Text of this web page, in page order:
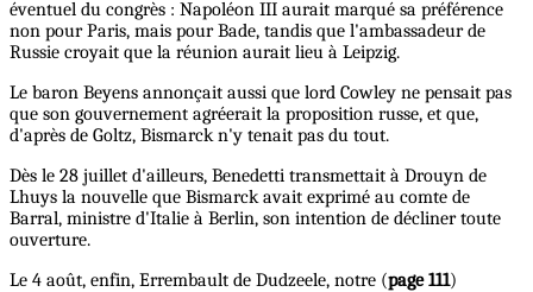
éventuel du congrès : Napoléon III aurait marqué sa préférence
non pour Paris, mais pour Bade, tandis que l'ambassadeur de
Russie croyait que la réunion aurait lieu à Leipzig.
Le baron Beyens annonçait aussi que lord Cowley ne pensait pas
que son gouvernement agréerait la proposition russe, et que,
d'après de Goltz, Bismarck n'y tenait pas du tout.
Dès le 28 juillet d'ailleurs, Benedetti transmettait à Drouyn de
Lhuys la nouvelle que Bismarck avait exprimé au comte de
Barral, ministre d'Italie à Berlin, son intention de décliner toute
ouverture.
Le 4 août, enfin, Errembault de Dudzeele, notre (page 111)